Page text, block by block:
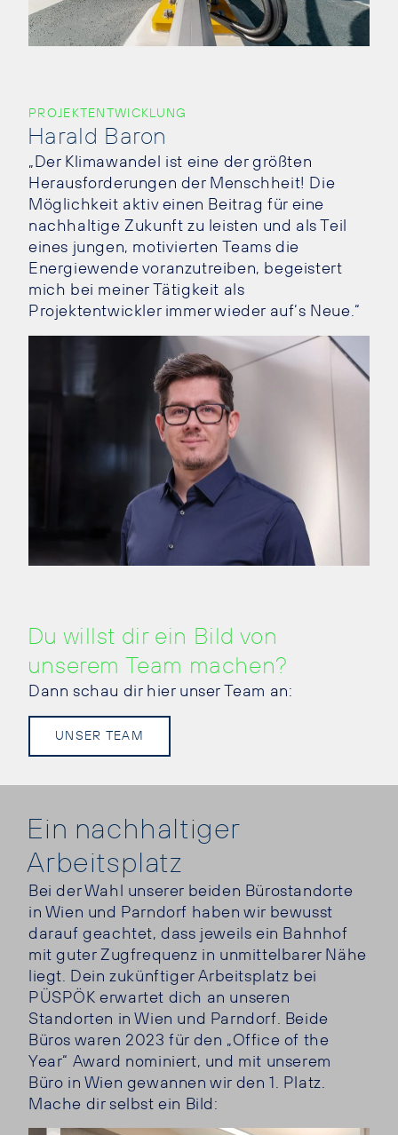
PROJEKTENTWICKLUNG
Harald Baron
„Der Klimawandel ist eine der größten
Herausforderungen der Menschheit! Die
Möglichkeit aktiv einen Beitrag für eine
nachhaltige Zukunft zu leisten und als Teil
eines jungen, motivierten Teams die
Energiewende voranzutreiben, begeistert
mich bei meiner Tätigkeit als
Projektentwickler immer wieder auf‘s Neue.“
Du willst dir ein Bild von
unserem Team machen?
Dann schau dir hier unser Team an:
UNSER TEAM
Ein nachhaltiger
Arbeitsplatz
Bei der Wahl unserer beiden Bürostandorte
in Wien und Parndorf haben wir bewusst
darauf geachtet, dass jeweils ein Bahnhof
mit guter Zugfrequenz in unmittelbarer Nähe
liegt. Dein zukünftiger Arbeitsplatz bei
PÜSPÖK erwartet dich an unseren
Standorten in Wien und Parndorf. Beide
Büros waren 2023 für den „Office of the
Year“ Award nominiert, und mit unserem
Büro in Wien gewannen wir den 1. Platz.
Mache dir selbst ein Bild: